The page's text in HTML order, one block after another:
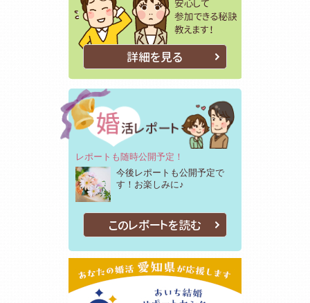
詳細を見る
レポートも随時公開予定！
今後レポートも公開予定で
す！お楽しみに♪
このレポートを読む